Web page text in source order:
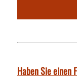
Haben Sie einen